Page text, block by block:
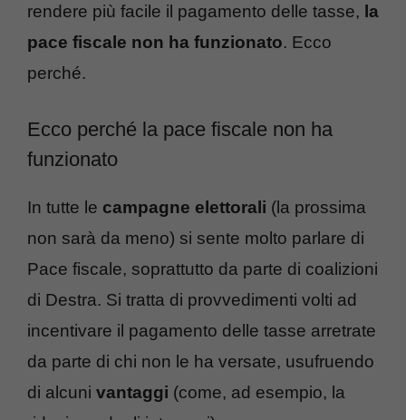
rendere più facile il pagamento delle tasse, la
pace fiscale non ha funzionato. Ecco
perché.
Ecco perché la pace fiscale non ha
funzionato
In tutte le campagne elettorali (la prossima
non sarà da meno) si sente molto parlare di
Pace fiscale, soprattutto da parte di coalizioni
di Destra. Si tratta di provvedimenti volti ad
incentivare il pagamento delle tasse arretrate
da parte di chi non le ha versate, usufruendo
di alcuni vantaggi (come, ad esempio, la